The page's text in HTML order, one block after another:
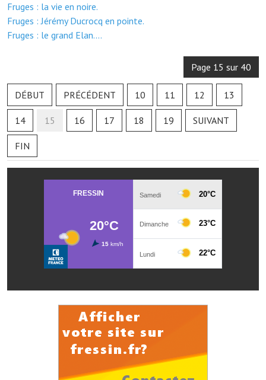
Les réseaux partenaires
L'association des maires
VILLE PRATIQUE
Services publics intercommunaux
Affaires scolaires, CCAS
Eaux, assainissement
France Renov
Déchets ménagers, tri sélectif, encombrants
Biens à louer
Terrains et maisons à vendre
Fruges : la vie en noire.
Fruges : Jérémy Ducrocq en pointe.
Fruges : le grand Elan....
Page 15 sur 40
DÉBUT PRÉCÉDENT 10 11 12 13
14 15 16 17 18 19 SUIVANT
FIN